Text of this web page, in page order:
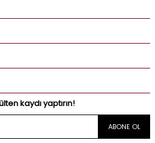
kaydı yaptırın!
ABONE OL